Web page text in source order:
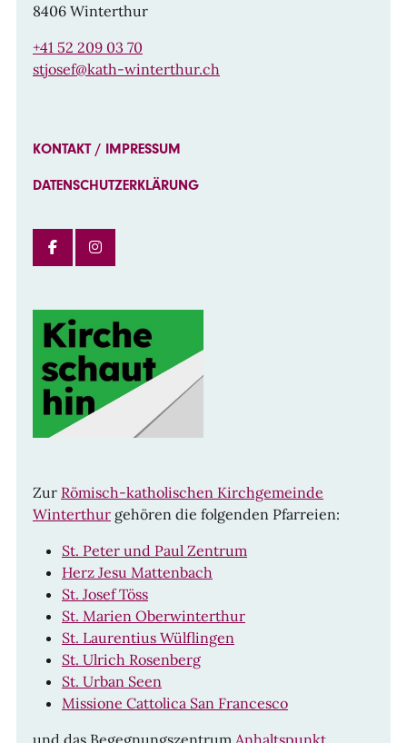
8406 Winterthur
+41 52 209 03 70
stjosef@kath-winterthur.ch
KONTAKT / IMPRESSUM
DATENSCHUTZERKLÄRUNG
FACEBOOK
INSTAGRAM
Zur Römisch-katholischen Kirchgemeinde
Winterthur gehören die folgenden Pfarreien:
St. Peter und Paul Zentrum
Herz Jesu Mattenbach
St. Josef Töss
St. Marien Oberwinterthur
St. Laurentius Wülflingen
St. Ulrich Rosenberg
St. Urban Seen
Missione Cattolica San Francesco
und das Begegnungszentrum Anhaltspunkt